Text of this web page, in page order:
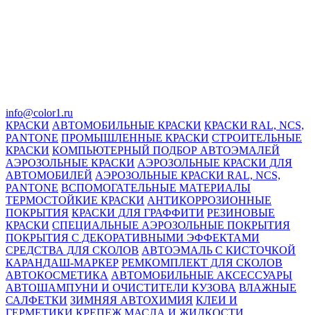
info@color1.ru
КРАСКИ АВТОМОБИЛЬНЫЕ КРАСКИ КРАСКИ RAL, NCS,
PANTONE ПРОМЫШЛЕННЫЕ КРАСКИ СТРОИТЕЛЬНЫЕ
КРАСКИ КОМПЬЮТЕРНЫЙ ПОДБОР АВТОЭМАЛЕЙ
АЭРОЗОЛЬНЫЕ КРАСКИ АЭРОЗОЛЬНЫЕ КРАСКИ ДЛЯ
АВТОМОБИЛЕЙ АЭРОЗОЛЬНЫЕ КРАСКИ RAL, NCS,
PANTONE ВСПОМОГАТЕЛЬНЫЕ МАТЕРИАЛЫ
ТЕРМОСТОЙКИЕ КРАСКИ АНТИКОРРОЗИОННЫЕ
ПОКРЫТИЯ КРАСКИ ДЛЯ ГРАФФИТИ РЕЗИНОВЫЕ
КРАСКИ СПЕЦИАЛЬНЫЕ АЭРОЗОЛЬНЫЕ ПОКРЫТИЯ
ПОКРЫТИЯ С ДЕКОРАТИВНЫМИ ЭФФЕКТАМИ
СРЕДСТВА ДЛЯ СКОЛОВ АВТОЭМАЛЬ С КИСТОЧКОЙ
КАРАНДАШ-МАРКЕР РЕМКОМПЛЕКТ ДЛЯ СКОЛОВ
АВТОКОСМЕТИКА АВТОМОБИЛЬНЫЕ АКСЕССУАРЫ
АВТОШАМПУНИ И ОЧИСТИТЕЛИ КУЗОВА ВЛАЖНЫЕ
САЛФЕТКИ ЗИМНЯЯ АВТОХИМИЯ КЛЕИ И